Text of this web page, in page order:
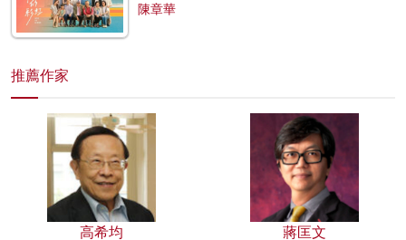
陳章華
推薦作家
高希均 蔣匡文